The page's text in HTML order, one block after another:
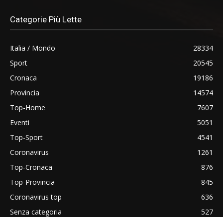
Categorie Più Lette
Italia / Mondo
28334
Sport
20545
Cronaca
19186
Provincia
14574
Top-Home
7607
Eventi
5051
Top-Sport
4541
Coronavirus
1261
Top-Cronaca
876
Top-Provincia
845
Coronavirus top
636
Senza categoria
527